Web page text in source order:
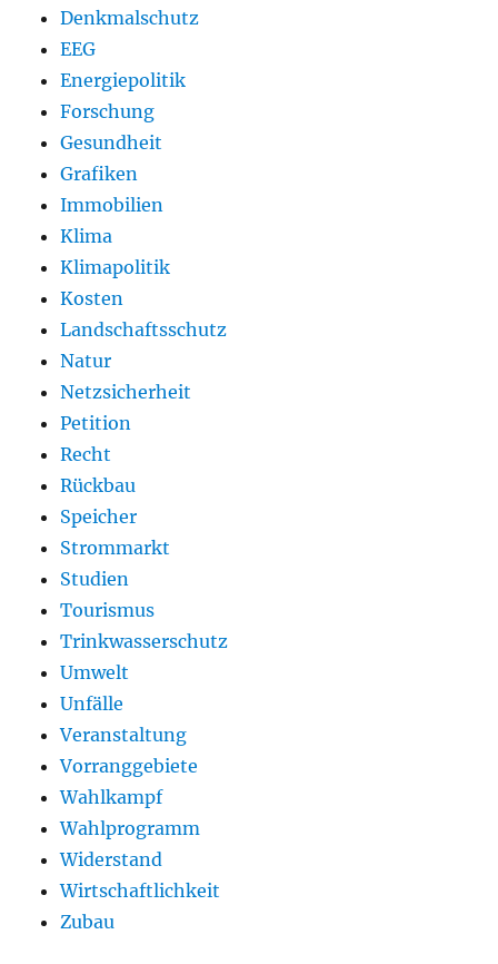
Denkmalschutz
EEG
Energiepolitik
Forschung
Gesundheit
Grafiken
Immobilien
Klima
Klimapolitik
Kosten
Landschaftsschutz
Natur
Netzsicherheit
Petition
Recht
Rückbau
Speicher
Strommarkt
Studien
Tourismus
Trinkwasserschutz
Umwelt
Unfälle
Veranstaltung
Vorranggebiete
Wahlkampf
Wahlprogramm
Widerstand
Wirtschaftlichkeit
Zubau